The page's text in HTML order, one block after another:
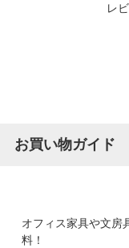
レ
お買い物ガイド
オフィス家具や文房
料！